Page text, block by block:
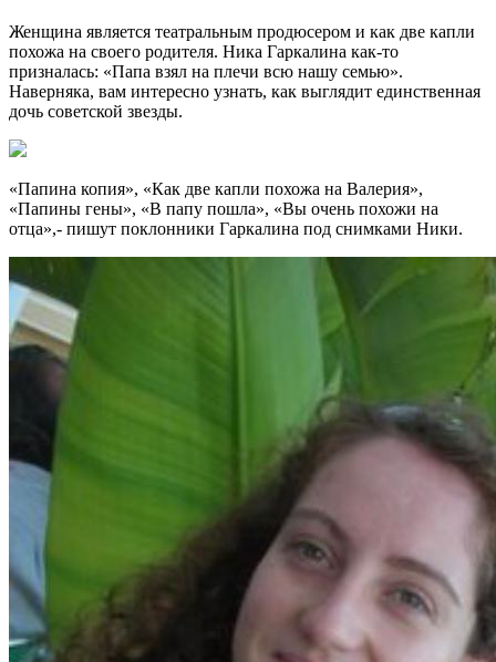
Женщина является театральным продюсером и как две капли
похожа на своего родителя. Ника Гаркалина как-то
призналась: «Папа взял на плечи всю нашу семью».
Наверняка, вам интересно узнать, как выглядит единственная
дочь советской звезды.
«Папина копия», «Как две капли похожа на Валерия»,
«Папины гены», «В папу пошла», «Вы очень похожи на
отца»,- пишут поклонники Гаркалина под снимками Ники.